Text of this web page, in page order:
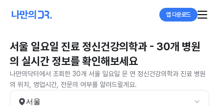
앱 다운로드
서울 일요일 진료 정신건강의학과 - 30개 병원
의 실시간 정보를 확인해보세요
나만의닥터에서 조회한 30개 서울 일요일 문 연 정신건강의학과 진료 병원
의 위치, 영업시간, 전문의 여부를 알려드릴게요.
서울